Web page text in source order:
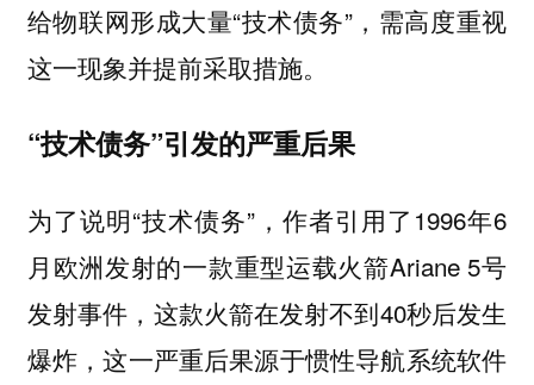
给物联网形成大量“技术债务”，需高度重视
这一现象并提前采取措施。
“技术债务”引发的严重后果
为了说明“技术债务”，作者引用了1996年6
月欧洲发射的一款重型运载火箭Ariane 5号
发射事件，这款火箭在发射不到40秒后发生
爆炸，这一严重后果源于惯性导航系统软件